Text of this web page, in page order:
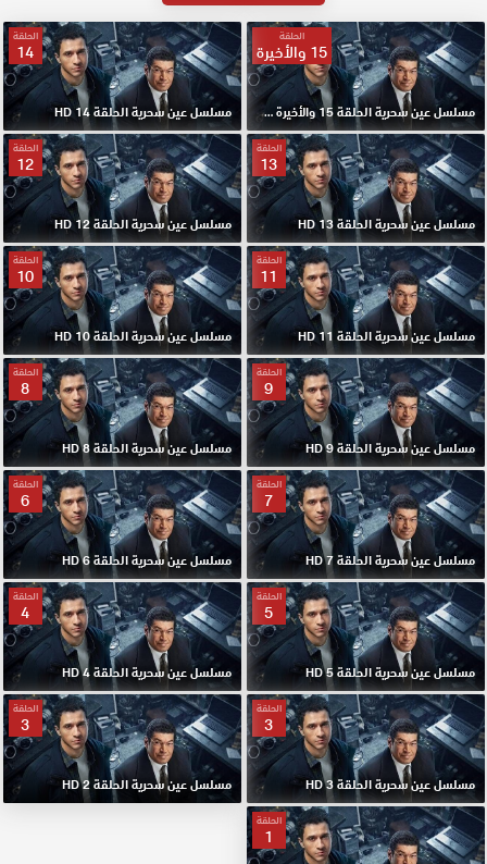
الحلقة
15 والأخيرة
مسلسل عين سحرية الحلقة 15 والأخيرة HD
الحلقة
14
مسلسل عين سحرية الحلقة 14 HD
الحلقة
13
مسلسل عين سحرية الحلقة 13 HD
الحلقة
12
مسلسل عين سحرية الحلقة 12 HD
الحلقة
11
مسلسل عين سحرية الحلقة 11 HD
الحلقة
10
مسلسل عين سحرية الحلقة 10 HD
الحلقة
9
مسلسل عين سحرية الحلقة 9 HD
الحلقة
8
مسلسل عين سحرية الحلقة 8 HD
الحلقة
7
مسلسل عين سحرية الحلقة 7 HD
الحلقة
6
مسلسل عين سحرية الحلقة 6 HD
الحلقة
5
مسلسل عين سحرية الحلقة 5 HD
الحلقة
4
مسلسل عين سحرية الحلقة 4 HD
الحلقة
3
مسلسل عين سحرية الحلقة 3 HD
الحلقة
3
مسلسل عين سحرية الحلقة 2 HD
الحلقة
1